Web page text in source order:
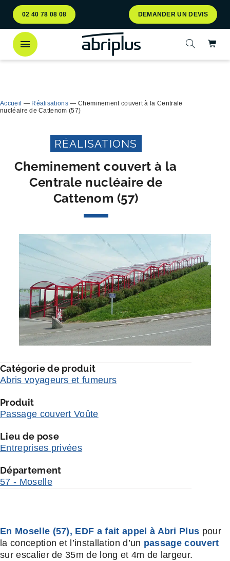
Aller
au
menu
Aller au
contenu
02 40 78 08 08 DEMANDER UN DEVIS
Ouvrir la
Accueil — Réalisations —Cheminement couvert à la Centrale
nucléaire de Cattenom (57)
RÉALISATIONS
Cheminement couvert à la
Centrale nucléaire de
Cattenom (57)
Catégorie de produit
Abris voyageurs et fumeurs
Produit
Passage couvert Voûte
Lieu de pose
Entreprises privées
Département
57 - Moselle
En Moselle (57), EDF a fait appel à Abri Plus pour
la conception et l’installation d’un passage couvert
sur escalier de 35m de long et 4m de largeur.